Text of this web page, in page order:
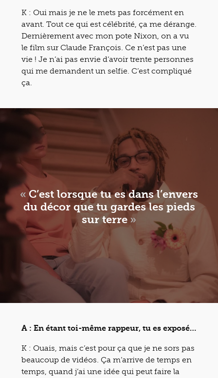
K : Oui mais je ne le mets pas forcément en
avant. Tout ce qui est célébrité, ça me dérange.
Dernièrement avec mon pote Nixon, on a vu
le film sur Claude François. Ce n’est pas une
vie ! Je n’ai pas envie d’avoir trente personnes
qui me demandent un selfie. C’est compliqué
ça.
« C’est lorsque tu es dans l’envers
du décor que tu gardes les pieds
sur terre »
A : En étant toi-même rappeur, tu es exposé…
K : Ouais, mais c’est pour ça que je ne sors pas
beaucoup de vidéos. Ça m’arrive de temps en
temps, quand j’ai une idée qui peut faire la